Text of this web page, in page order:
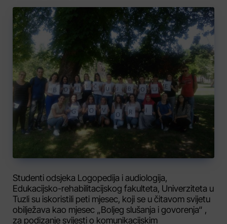
Studenti odsjeka Logopedija i audiologija,
Edukacijsko-rehabilitacijskog fakulteta, Univerziteta u
Tuzli su iskoristili peti mjesec, koji se u čitavom svijetu
obilježava kao mjesec „Boljeg slušanja i govorenja“ ,
za podizanje svijesti o komunikacijskim